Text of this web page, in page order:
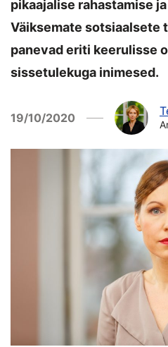
pikaajalise rahastamise
Väiksemate sotsiaalsete
panevad eriti keerulisse
sissetulekuga inimesed.
19/10/2020